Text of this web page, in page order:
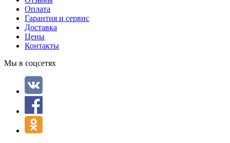
Оплата
Гарантия и сервис
Доставка
Цены
Контакты
Мы в соцсетях